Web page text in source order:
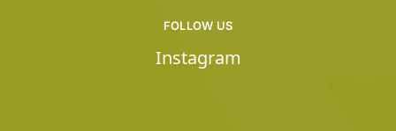
FOLLOW US
Instagram